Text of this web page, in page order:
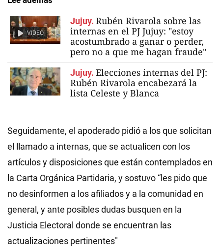
VIDEO
Jujuy. Rubén Rivarola sobre las
internas en el PJ Jujuy: "estoy
acostumbrado a ganar o perder,
pero no a que me hagan fraude"
Jujuy. Elecciones internas del PJ:
Rubén Rivarola encabezará la
lista Celeste y Blanca
Seguidamente, el apoderado pidió a los que solicitan
el llamado a internas, que se actualicen con los
artículos y disposiciones que están contemplados en
la Carta Orgánica Partidaria, y sostuvo “les pido que
no desinformen a los afiliados y a la comunidad en
general, y ante posibles dudas busquen en la
Justicia Electoral donde se encuentran las
actualizaciones pertinentes"